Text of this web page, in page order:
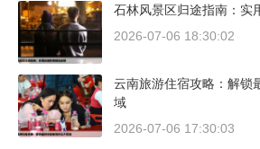
石林风景区归途指南：实
2026-07-06 18:30:02
云南旅游住宿攻略：解锁
域
2026-07-06 17:30:03